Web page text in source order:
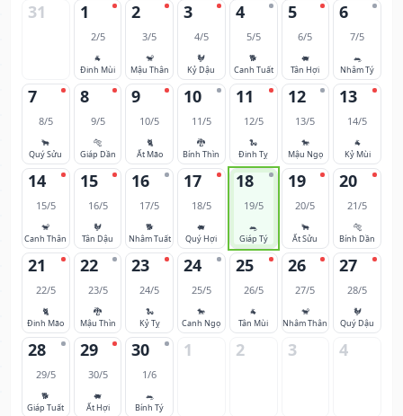
31 1
2/5
🐐
Đinh Mùi
2
3/5
🐒
Mậu Thân
3
4/5
🐓
Kỷ Dậu
4
5/5
🐕
Canh Tuất
5
6/5
🐖
Tân Hợi
6
7/5
🐀
Nhâm Tý
7
8/5
🐂
Quý Sửu
8
9/5
🐅
Giáp Dần
9
10/5
🐈
Ất Mão
10
11/5
🐉
Bính Thìn
11
12/5
🐍
Đinh Tỵ
12
13/5
🐎
Mậu Ngọ
13
14/5
🐐
Kỷ Mùi
14
15/5
🐒
Canh Thân
15
16/5
🐓
Tân Dậu
16
17/5
🐕
Nhâm Tuất
17
18/5
🐖
Quý Hợi
18
19/5
🐀
Giáp Tý
19
20/5
🐂
Ất Sửu
20
21/5
🐅
Bính Dần
21
22/5
🐈
Đinh Mão
22
23/5
🐉
Mậu Thìn
23
24/5
🐍
Kỷ Tỵ
24
25/5
🐎
Canh Ngọ
25
26/5
🐐
Tân Mùi
26
27/5
🐒
Nhâm Thân
27
28/5
🐓
Quý Dậu
28
29/5
🐕
Giáp Tuất
29
30/5
🐖
Ất Hợi
30
1/6
🐀
Bính Tý
1 2 3 4